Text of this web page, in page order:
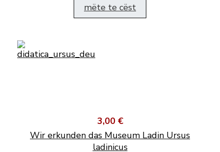
mëte te cëst
3,00 €
Wir erkunden das Museum Ladin Ursus
ladinicus